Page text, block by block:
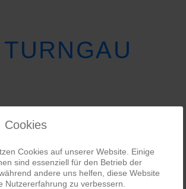
an der Nunkirche in Sargenroth statt. Die
" zum Download bereit.
den 29.08.2026 und um aktive Mitarbeit
vier Helfer*innen . Meldung bitte bis 10. Juli
. Die Freiwilligen werden im Vorfeld zu einer
Cookies
Cookies auf unserer Website. Einige
sind essenziell für den Betrieb der
andere uns helfen, diese Website
Nutzererfahrung zu verbessern.